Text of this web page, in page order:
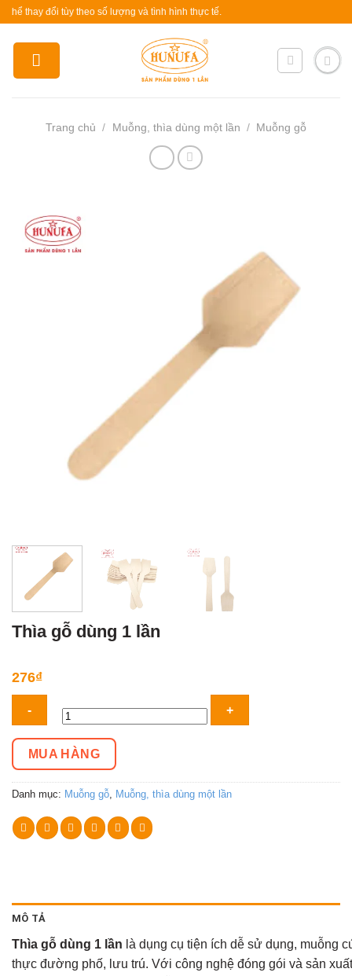
Skip
content
đổi tùy theo số lượng và tình hình thực tế.
Trang chủ / Muỗng, thìa dùng một lần / Muỗng gỗ
Thìa gỗ dùng 1 lần
276₫
gỗ
dùng
1
lần
số
lượng
MUA HÀNG
Danh mục: Muỗng gỗ, Muỗng, thìa dùng một lần
MÔ TẢ
Thìa gỗ dùng 1 lần là dụng cụ tiện ích dễ sử dụng, muỗng
thực đường phố, lưu trú. Với công nghệ đóng gói và sản